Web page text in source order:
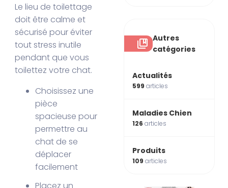
Le lieu de toilettage
doit être calme et
sécurisé pour éviter
tout stress inutile
pendant que vous
toilettez votre chat.
Choisissez une
pièce
spacieuse pour
permettre au
chat de se
déplacer
facilement
Placez un
Autres
catégories
Actualités
599articles
Maladies Chien
126articles
Produits
109articles